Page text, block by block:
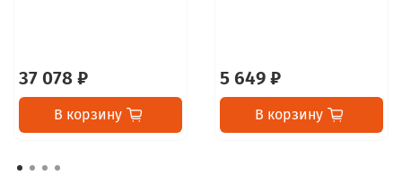
37 078 ₽
В корзину
5 649 ₽
В корзину